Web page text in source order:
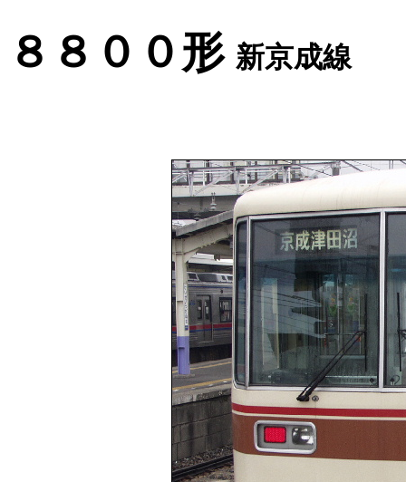
８８００形 新京成線